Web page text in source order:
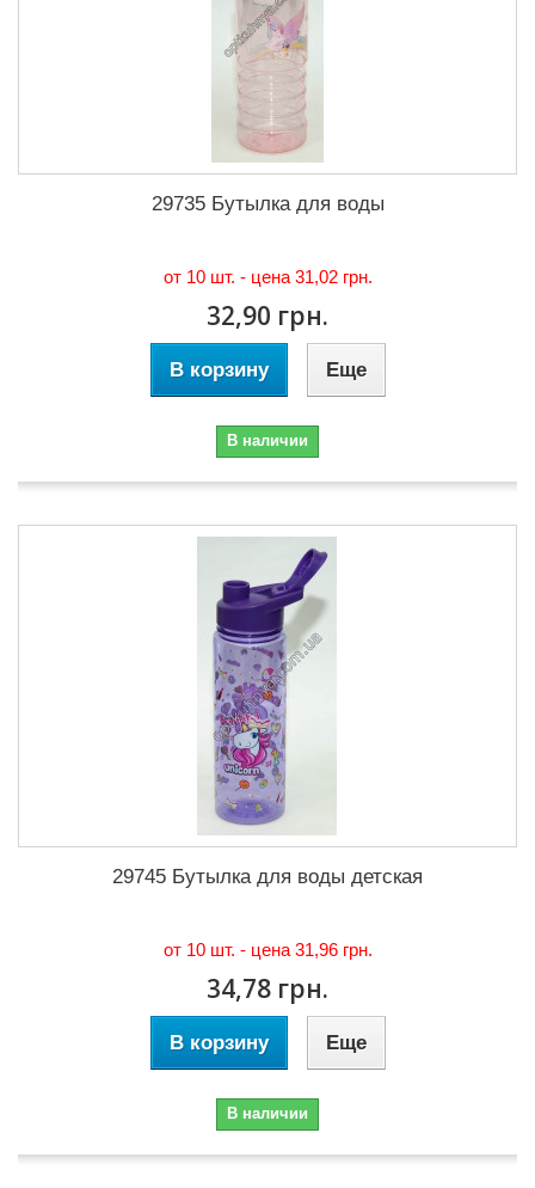
29735 Бутылка для воды
от 10 шт. - цена 31,02 грн.
32,90 грн.
В корзину Еще
В наличии
29745 Бутылка для воды детская
от 10 шт. - цена 31,96 грн.
34,78 грн.
В корзину Еще
В наличии